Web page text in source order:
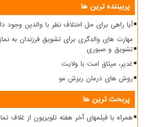
پربیننده ترین ها
آیا راهی برای حل اختلاف نظر با والدین وجود
مهارت های والدگری برای تشویق فرزندان به
تشویق و صبوری
غدیر، میثاق امت با ولایت
روش های درمان ریزش مو
پربحث ترین ها
همراه با فیلمهای آخر هفته تلویزیون از غلاف